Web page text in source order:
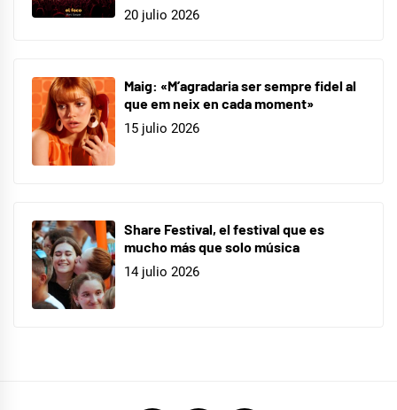
20 julio 2026
Maig: «M’agradaria ser sempre fidel al
que em neix en cada moment»
15 julio 2026
Share Festival, el festival que es
mucho más que solo música
14 julio 2026